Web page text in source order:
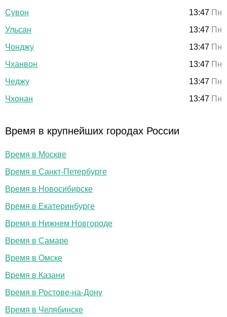
Сувон
13:47 Пн
Ульсан
13:47 Пн
Чонджу
13:47 Пн
Чханвон
13:47 Пн
Чеджу
13:47 Пн
Чхонан
13:47 Пн
Время в крупнейших городах России
Время в Москве
Время в Санкт-Петербурге
Время в Новосибирске
Время в Екатеринбурге
Время в Нижнем Новгороде
Время в Самаре
Время в Омске
Время в Казани
Время в Ростове-на-Дону
Время в Челябинске